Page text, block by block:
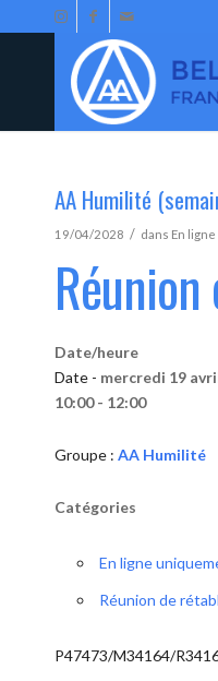
AA Humilité
19/04/2028 / dans En
Date/heure
Date - mercredi 19
10:00 - 12:00
Groupe : AA Humilité
Catégories
En ligne
Réunion de
P47473/M34164/